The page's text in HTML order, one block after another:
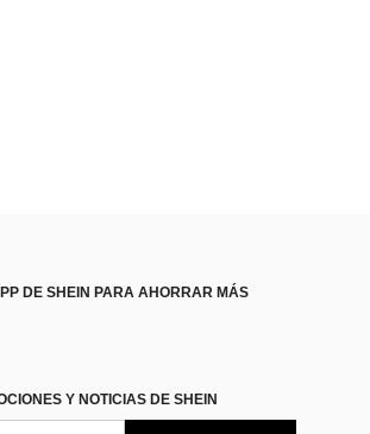
DE SHEIN PARA AHORRAR MÁS
Y NOTICIAS DE SHEIN